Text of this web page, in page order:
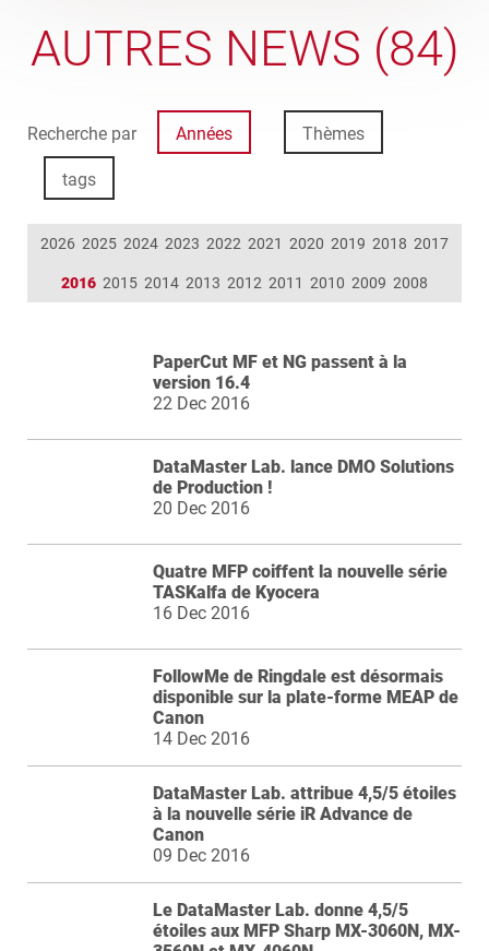
AUTRES NEWS (84)
Recherche par Années Thèmes
tags
2026 2025 2024 2023 2022 2021 2020 2019 2018 2017
2016 2015 2014 2013 2012 2011 2010 2009 2008
PaperCut MF et NG passent à la
version 16.4
22 Dec 2016
DataMaster Lab. lance DMO Solutions
de Production !
20 Dec 2016
Quatre MFP coiffent la nouvelle série
TASKalfa de Kyocera
16 Dec 2016
FollowMe de Ringdale est désormais
disponible sur la plate-forme MEAP de
Canon
14 Dec 2016
DataMaster Lab. attribue 4,5/5 étoiles
à la nouvelle série iR Advance de
Canon
09 Dec 2016
Le DataMaster Lab. donne 4,5/5
étoiles aux MFP Sharp MX-3060N, MX-